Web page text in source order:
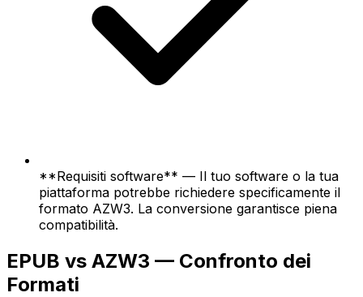
**Requisiti software** — Il tuo software o la tua
piattaforma potrebbe richiedere specificamente il
formato AZW3. La conversione garantisce piena
compatibilità.
EPUB vs AZW3 — Confronto dei
Formati